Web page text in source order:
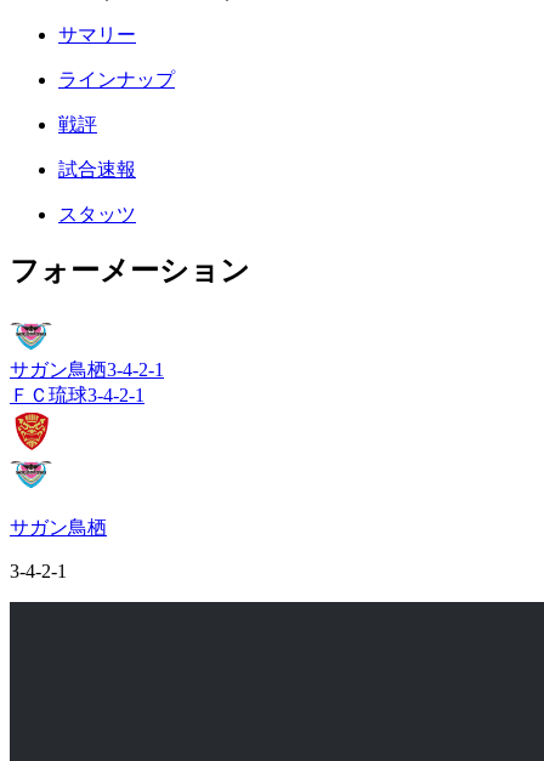
サマリー
ラインナップ
戦評
試合速報
スタッツ
フォーメーション
サガン鳥栖3-4-2-1
ＦＣ琉球3-4-2-1
サガン鳥栖
3-4-2-1